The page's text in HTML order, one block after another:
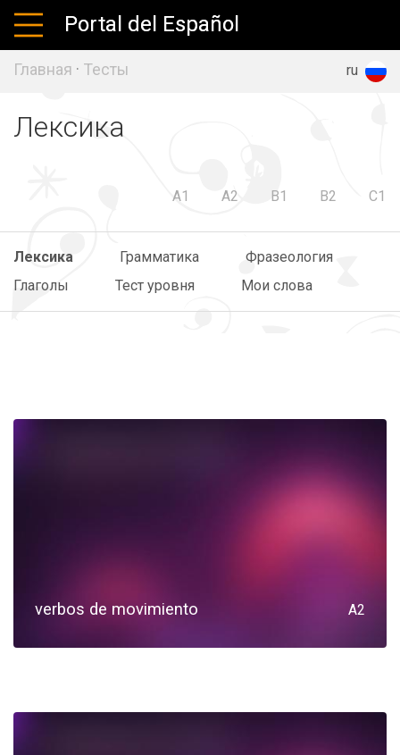
Portal del Español
Главная · Тесты ru
Лексика
A1 A2 B1 B2 C1
Лексика Грамматика
Фразеология
Глаголы
Тест уровня Мои слова
verbos de movimiento A2